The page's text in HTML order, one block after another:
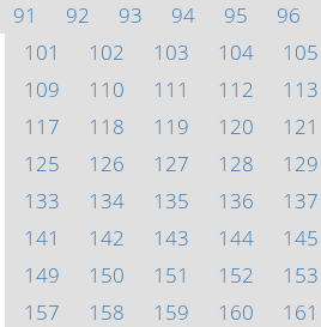
91
92 93 94 95 96
101
102 103 104 105
109
110 111 112 113
117
118 119 120 121
125
126 127 128 129
133
134 135 136 137
141
142 143 144 145
149
150 151 152 153
157
158 159 160 161